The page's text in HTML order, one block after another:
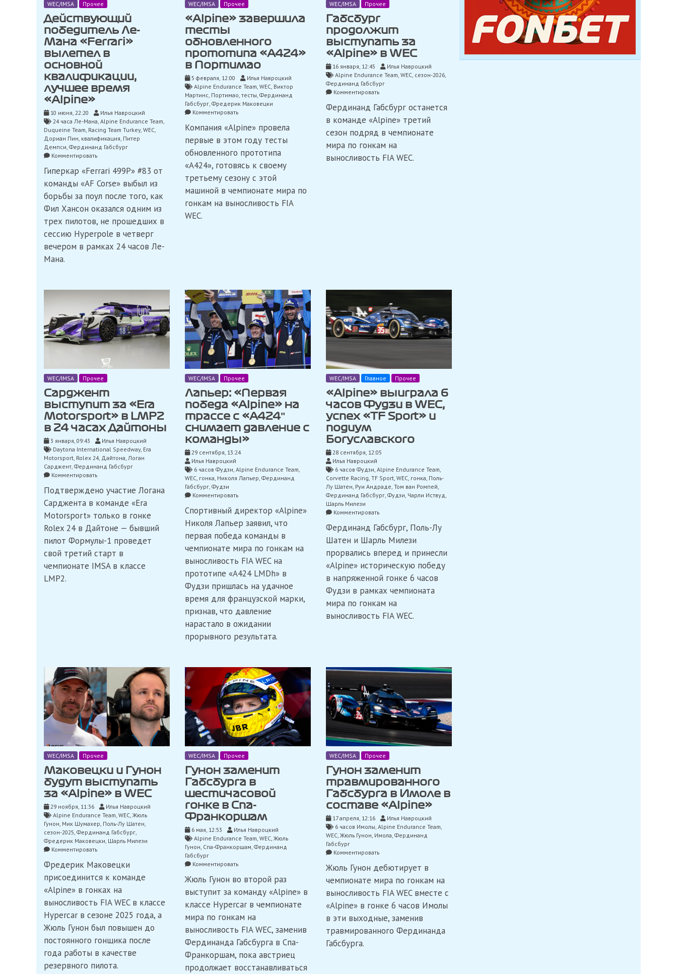
WEC/IMSA Прочее
Действующий
победитель Ле-
Мана «Ferrari»
вылетел в
основной
квалификации,
лучшее время
«Alpine»
10 июня, 22:20
Илья Навроцкий
24 часа Ле-Мана, Alpine Endurance Team,
Duqueine Team, Racing Team Turkey, WEC,
Дориан Пин, квалификация, Питер
Демпси, Фердинанд Габсбург
Комментироватьon
победитель
Ле-
«Ferrari»
вылетел
основной
квалификации,
лучшее
время
Гиперкар «Ferrari 499P» #83 от
команды «AF Corse» выбыл из
борьбы за поул после того, как
Фил Хансон оказался одним из
трех пилотов, не прошедших в
сессию Hyperpole в четверг
вечером в рамках 24 часов Ле-
Мана.
WEC/IMSA Прочее
«Alpine» завершила
тесты
обновленного
прототипа «A424»
в Портимао
5 февраля, 12:00
Илья Навроцкий
Alpine Endurance Team, WEC, Виктор
Мартинс, Портимао, тесты, Фердинанд
Габсбург, Фредерик Маковецки
Комментироватьon
завершила
тесты
обновленного
прототипа
«A424»
Портимао
Компания «Alpine» провела
первые в этом году тесты
обновленного прототипа
«A424», готовясь к своему
третьему сезону с этой
машиной в чемпионате мира по
гонкам на выносливость FIA
WEC.
WEC/IMSA Прочее
Габсбург
продолжит
выступать за
«Alpine» в WEC
16 января, 12:45
Илья Навроцкий
Alpine Endurance Team, WEC, сезон-2026,
Фердинанд Габсбург
Комментироватьon
продолжит
выступать
за
«Alpine»
в
Фердинанд Габсбург останется
в команде «Alpine» третий
сезон подряд в чемпионате
мира по гонкам на
выносливость FIA WEC.
WEC/IMSA Прочее
Сарджент
выступит за «Era
Motorsport» в LMP2
в 24 часах Дайтоны
3 января, 09:43
Илья Навроцкий
Daytona International Speedway, Era
Motorsport, Rolex 24, Дайтона, Логан
Сарджент, Фердинанд Габсбург
Комментироватьon
выступит
за
Motorsport»
в
в
24
часах
Дайтоны
Подтверждено участие Логана
Сарджента в команде «Era
Motorsport» только в гонке
Rolex 24 в Дайтоне — бывший
пилот Формулы-1 проведет
свой третий старт в
чемпионате IMSA в классе
LMP2.
WEC/IMSA Прочее
Лапьер: «Первая
победа «Alpine» на
трассе с «A424″
снимает давление с
команды»
29 сентября, 13:24
Илья Навроцкий
6 часов Фудзи, Alpine Endurance Team,
WEC, гонка, Николя Лапьер, Фердинанд
Габсбург, Фудзи
Комментироватьon
«Первая
победа
«Alpine»
на
трассе
«A424″
снимает
с
команды»
Спортивный директор «Alpine»
Николя Лапьер заявил, что
первая победа команды в
чемпионате мира по гонкам на
выносливость FIA WEC на
прототипе «A424 LMDh» в
Фудзи пришлась на удачное
время для французской марки,
признав, что давление
нарастало в ожидании
прорывного результата.
WEC/IMSA Главное Прочее
«Alpine» выиграла 6
часов Фудзи в WEC,
успех «TF Sport» и
подиум
Богуславского
28 сентября, 12:05
Илья Навроцкий
6 часов Фудзи, Alpine Endurance Team,
Corvette Racing, TF Sport, WEC, гонка, Поль-
Лу Шатен, Руи Андраде, Том ван Ромпей,
Фердинанд Габсбург, Фудзи, Чарли Иствуд,
Шарль Милези
Комментироватьon
выиграла
6
Фудзи
в
WEC,
успех
«TF
и
подиум
Фердинанд Габсбург, Поль-Лу
Шатен и Шарль Милези
прорвались вперед и принесли
«Alpine» историческую победу
в напряженной гонке 6 часов
Фудзи в рамках чемпионата
мира по гонкам на
выносливость FIA WEC.
WEC/IMSA Прочее
Маковецки и Гунон
будут выступать
за «Alpine» в WEC
29 ноября, 11:36
Илья Навроцкий
Alpine Endurance Team, WEC, Жюль
Гунон, Мик Шумахер, Поль-Лу Шатен,
сезон-2025, Фердинанд Габсбург,
Фредерик Маковецки, Шарль Милези
Комментироватьon
и
Гунон
выступать
за
в
WEC
Фредерик Маковецки
присоединится к команде
«Alpine» в гонках на
выносливость FIA WEC в классе
Hypercar в сезоне 2025 года, а
Жюль Гунон был повышен до
постоянного гонщика после
года работы в качестве
резервного пилота.
WEC/IMSA Прочее
Гунон заменит
Габсбурга в
шестичасовой
гонке в Спа-
Франкоршам
6 мая, 12:53
Илья Навроцкий
Alpine Endurance Team, WEC, Жюль
Гунон, Спа-Франкоршам, Фердинанд
Габсбург
Комментироватьon
заменит
Габсбурга
шестичасовой
гонке
Спа-
Франкоршам
Жюль Гунон во второй раз
выступит за команду «Alpine» в
классе Hypercar в чемпионате
мира по гонкам на
выносливость FIA WEC, заменив
Фердинанда Габсбурга в Спа-
Франкоршам, пока австриец
продолжает восстанавливаться
WEC/IMSA Прочее
Гунон заменит
травмированного
Габсбурга в Имоле в
составе «Alpine»
17 апреля, 12:16
Илья Навроцкий
6 часов Имолы, Alpine Endurance Team,
WEC, Жюль Гунон, Имола, Фердинанд
Габсбург
Комментироватьon
заменит
травмированного
Габсбурга
в
Имоле
составе
«Alpine»
Жюль Гунон дебютирует в
чемпионате мира по гонкам на
выносливость FIA WEC вместе с
«Alpine» в гонке 6 часов Имолы
в эти выходные, заменив
травмированного Фердинанда
Габсбурга.